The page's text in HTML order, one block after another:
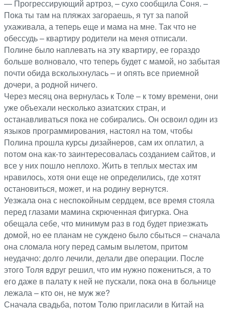
— Прогрессирующий артроз, – сухо сообщила Соня. –
Пока ты там на пляжах загораешь, я тут за папой
ухаживала, а теперь еще и мама на мне. Так что не
обессудь – квартиру родители на меня отписали.
Полине было наплевать на эту квартиру, ее гораздо
больше волновало, что теперь будет с мамой, но забытая
почти обида всколыхнулась – и опять все приемной
дочери, а родной ничего.
Через месяц она вернулась к Толе – к тому времени, они
уже объехали несколько азиатских стран, и
останавливаться пока не собирались. Он освоил один из
языков программирования, настоял на том, чтобы
Полина прошла курсы дизайнеров, сам их оплатил, а
потом она как-то заинтересовалась созданием сайтов, и
все у них пошло неплохо. Жить в теплых местах им
нравилось, хотя они еще не определились, где хотят
остановиться, может, и на родину вернутся.
Уезжала она с неспокойным сердцем, все время стояла
перед глазами мамина скрюченная фигурка. Она
обещала себе, что минимум раз в год будет приезжать
домой, но ее планам не суждено было сбыться – сначала
она сломала ногу перед самым вылетом, притом
неудачно: долго лечили, делали две операции. После
этого Толя вдруг решил, что им нужно пожениться, а то
его даже в палату к ней не пускали, пока она в больнице
лежала – кто он, не муж же?
Сначала свадьба, потом Толю пригласили в Китай на